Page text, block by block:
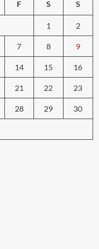
F S S
1 2
7 8 9
14 15 16
21 22 23
28 29 30